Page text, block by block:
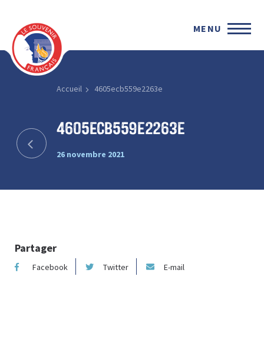
MENU
Accueil 4605ecb559e2263e
4605ecb559e2263e
26 novembre 2021
Partager
Facebook Twitter E-mail